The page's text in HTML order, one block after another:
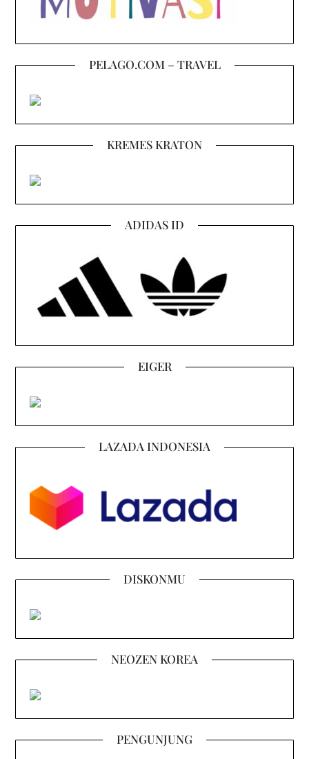
PELAGO.COM – TRAVEL
KREMES KRATON
ADIDAS ID
EIGER
LAZADA INDONESIA
DISKONMU
NEOZEN KOREA
PENGUNJUNG